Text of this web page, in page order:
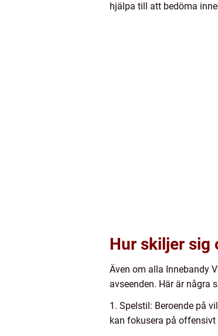
hjälpa till att bedöma
Hur skiljer sig
Även om alla Innebandy
avseenden. Här är några
1. Spelstil: Beroende på
kan fokusera på